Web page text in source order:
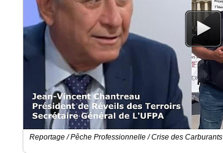
Reportage / Pêche Professionnelle / Crise des Carburants